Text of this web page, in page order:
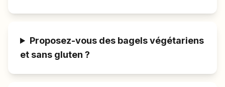
Proposez-vous des bagels végétariens
et sans gluten ?